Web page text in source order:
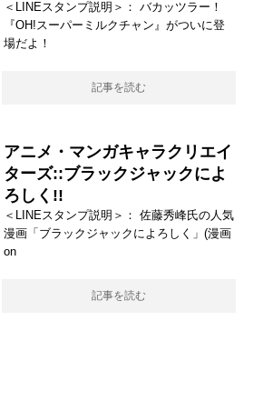
＜LINEスタンプ説明＞： バカッツラー！
『OH!スーパーミルクチャン』がついに登
場だよ！
記事を読む
アニメ・マンガキャラクリエイ
ターズ::ブラックジャックによ
ろしく!!
＜LINEスタンプ説明＞： 佐藤秀峰氏の人気
漫画「ブラックジャックによろしく」(漫画
on
記事を読む